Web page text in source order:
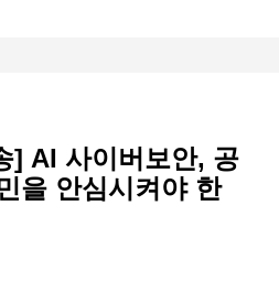
] AI 사이버보안, 공
을 안심시켜야 한